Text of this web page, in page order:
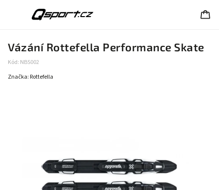
Vázání Rottefella Performance Skate
Kód: NBS002
Značka: Rottefella